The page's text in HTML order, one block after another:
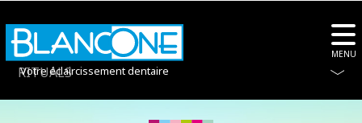
Votre éclaircissement dentaire
MENU
RITUALS